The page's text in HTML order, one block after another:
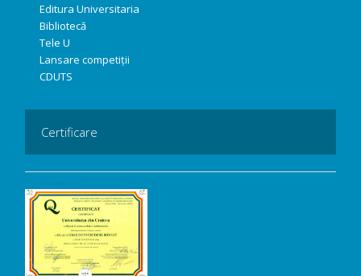
Editura Universitaria
Bibliotecă
Tele U
Lansare competiții
CDUTS
Certificare